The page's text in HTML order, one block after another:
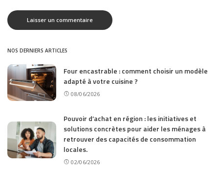
NOS DERNIERS ARTICLES
Four encastrable : comment choisir un modèle
adapté à votre cuisine ?
08/06/2026
Pouvoir d’achat en région : les initiatives et
solutions concrètes pour aider les ménages à
retrouver des capacités de consommation
locales.
02/06/2026